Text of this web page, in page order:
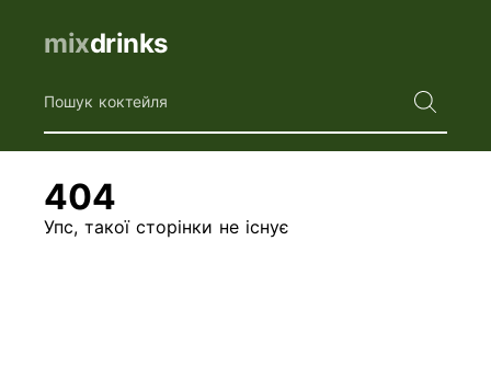
mixdrinks
Пошук коктейля
404
Упс, такої сторінки не існує